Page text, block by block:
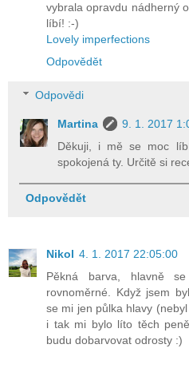
vybrala opravdu nádherný
líbí! :-)
Lovely imperfections
Odpovědět
Odpovědi
Martina
9. 1. 2017
Děkuji, i mě se moc
spokojená ty. Určitě si
Odpovědět
Nikol 4. 1. 2017 22:05:00
Pěkná barva, hlavně
rovnoměrné. Když jsem
se mi jen půlka hlavy
i tak mi bylo líto těch
budu dobarvovat odrosty :)